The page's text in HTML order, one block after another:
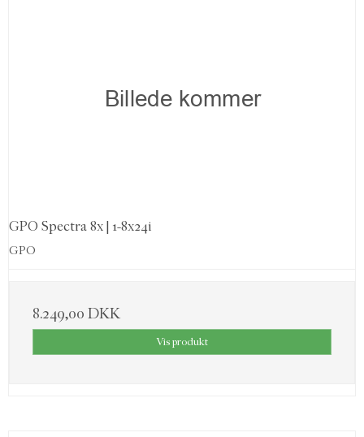
GPO Spectra 8x | 1-8x24i
GPO
8.249,00 DKK
Vis produkt